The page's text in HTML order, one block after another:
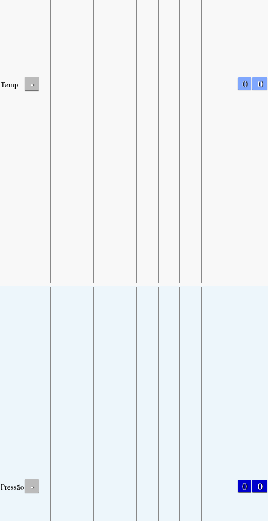
Temp. - 0 0
Pressão - 0 0